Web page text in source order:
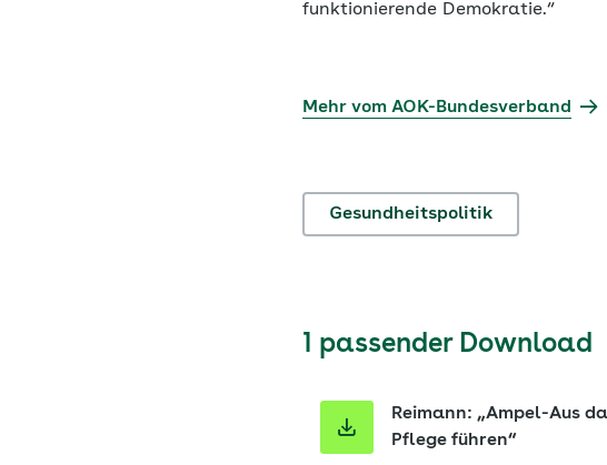
funktionierende Demokratie.“
Mehr vom AOK-Bundesverband
Gesundheitspolitik
1 passender Download
Reimann: „Ampel-Aus
Pflege führen“